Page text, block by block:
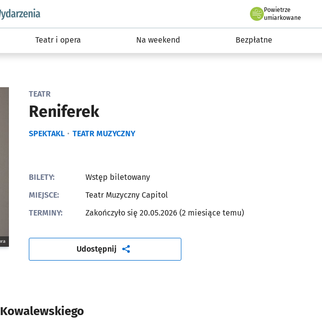
wroclaw.pl podserwis: Wydarzenia
Powietrze
we Wrocławiu
umiarkowane
Teatr i opera Na weekend Bezpłatne
TEATR
Reniferek
SPEKTAKL TEATR MUZYCZNY
BILETY:
Wstęp biletowany
MIEJSCE:
Teatr Muzyczny Capitol
TERMINY:
Zakończyło się 20.05.2026 (2 miesiące temu)
Udostępnijartykuł